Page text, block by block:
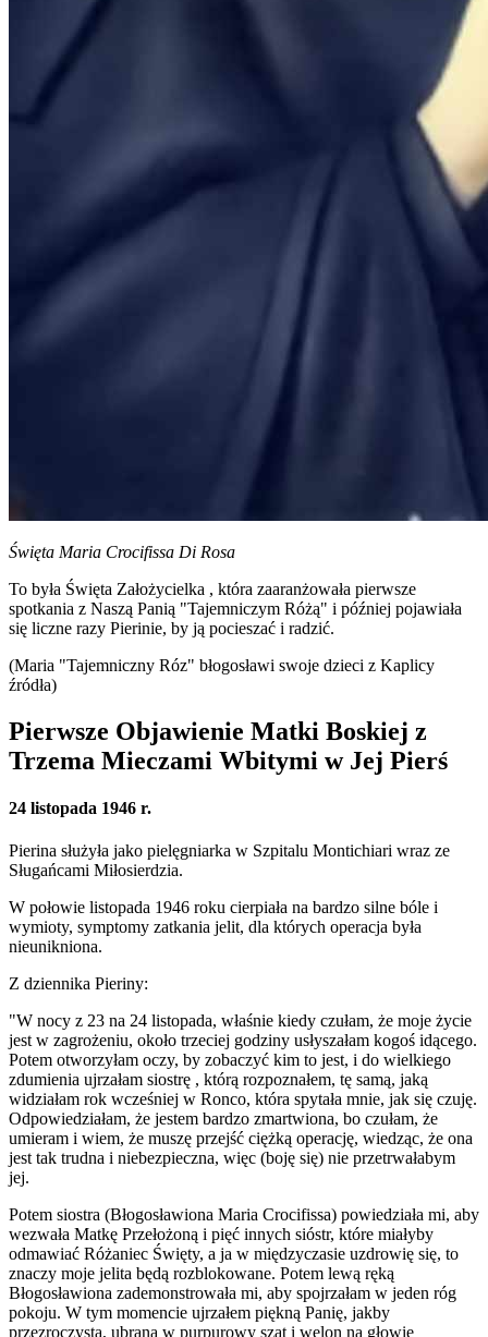
Święta Maria Crocifissa Di Rosa
To była Święta Założycielka , która zaaranżowała pierwsze
spotkania z Naszą Panią "Tajemniczym Różą" i później pojawiała
się liczne razy Pierinie, by ją pocieszać i radzić.
(Maria "Tajemniczny Róz" błogosławi swoje dzieci z Kaplicy
źródła)
Pierwsze Objawienie Matki Boskiej z
Trzema Mieczami Wbitymi w Jej Pierś
24 listopada 1946 r.
Pierina służyła jako pielęgniarka w Szpitalu Montichiari wraz ze
Sługańcami Miłosierdzia.
W połowie listopada 1946 roku cierpiała na bardzo silne bóle i
wymioty, symptomy zatkania jelit, dla których operacja była
nieunikniona.
Z dziennika Pieriny:
"W nocy z 23 na 24 listopada, właśnie kiedy czułam, że moje życie
jest w zagrożeniu, około trzeciej godziny usłyszałam kogoś idącego.
Potem otworzyłam oczy, by zobaczyć kim to jest, i do wielkiego
zdumienia ujrzałam siostrę , którą rozpoznałem, tę samą, jaką
widziałam rok wcześniej w Ronco, która spytała mnie, jak się czuję.
Odpowiedziałam, że jestem bardzo zmartwiona, bo czułam, że
umieram i wiem, że muszę przejść ciężką operację, wiedząc, że ona
jest tak trudna i niebezpieczna, więc (boję się) nie przetrwałabym
jej.
Potem siostra (Błogosławiona Maria Crocifissa) powiedziała mi, aby
wezwała Matkę Przełożoną i pięć innych sióstr, które miałyby
odmawiać Różaniec Święty, a ja w międzyczasie uzdrowię się, to
znaczy moje jelita będą rozblokowane. Potem lewą ręką
Błogosławiona zademonstrowała mi, aby spojrzałam w jeden róg
pokoju. W tym momencie ujrzałem piękną Panię, jakby
przezroczystą, ubraną w purpurowy szat i welon na głowie